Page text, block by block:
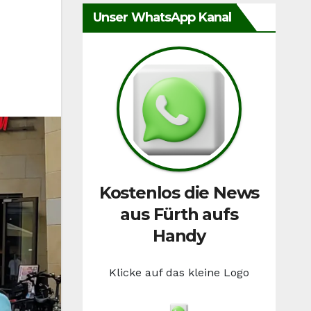
Unser WhatsApp Kanal
Kostenlos die News
aus Fürth aufs
Handy
Klicke auf das kleine Logo